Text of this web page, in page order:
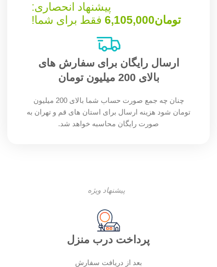
پیشنهاد انحصاری:
تومان6,105,000 فقط برای شما!
ارسال رایگان برای سفارش های
بالای 200 میلیون تومان
چنان چه جمع صورت حساب شما بالای 200 میلیون
تومان شود هزینه ارسال برای استان های قم و تهران به
صورت رایگان محاسبه خواهد شد.
پیشنهاد ویژه
پرداخت درب منزل
بعد از دریافت سفارش